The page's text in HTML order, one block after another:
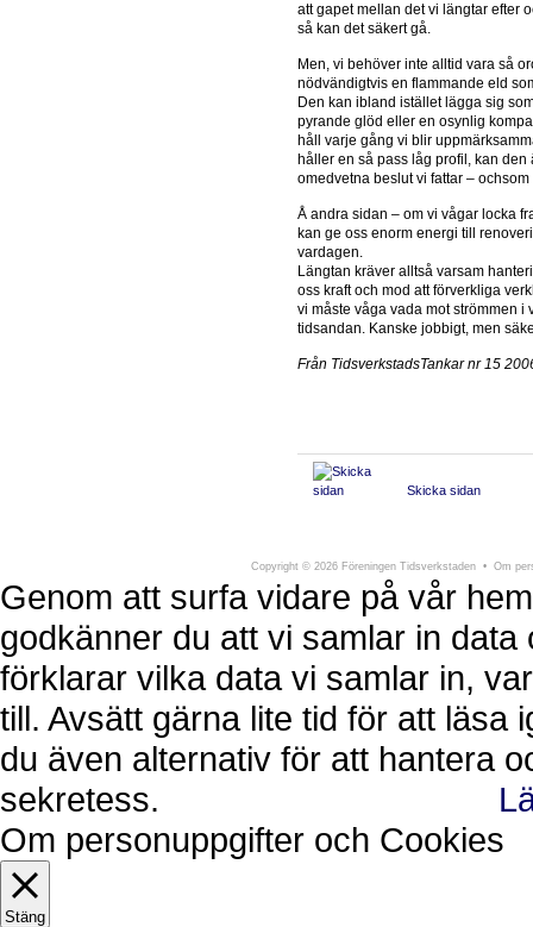
att gapet mellan det vi längtar efter
så kan det säkert gå.
Men, vi behöver inte alltid vara så
nödvändigtvis en flammande eld
Den kan ibland istället lägga sig
pyrande glöd eller en osynlig
håll varje gång vi blir
håller en så pass låg profil, kan
omedvetna beslut vi fattar –
Å andra sidan – om vi vågar locka
kan ge oss enorm energi till
vardagen.
Längtan kräver alltså varsam
oss kraft och mod att förverkliga
vi måste våga vada mot strömmen
tidsandan. Kanske jobbigt, men
Från TidsverkstadsTankar nr 15
Skicka sidan
Copyright © 2026 Föreningen Tidsverkstaden • Om
Genom att surfa vidare på vår
godkänner du att vi samlar in
förklarar vilka data vi samlar in,
till. Avsätt gärna lite tid för att läsa
du även alternativ för att hantera
sekretess.
Om personuppgifter och Cookies
Stäng